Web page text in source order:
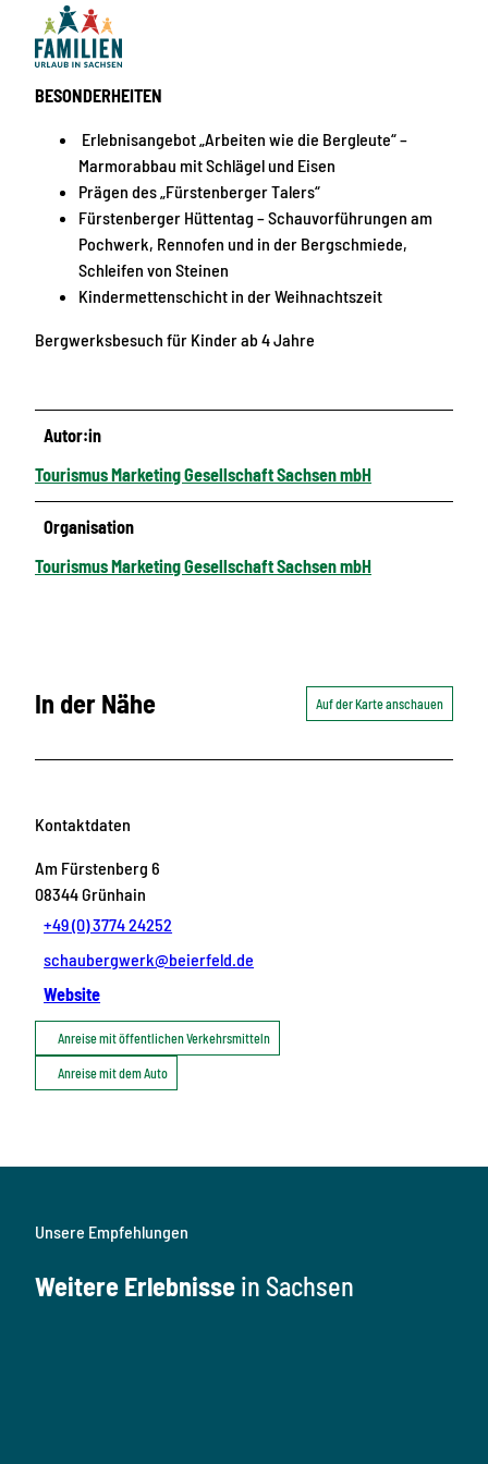
BESONDERHEITEN
Erlebnisangebot „Arbeiten wie die Bergleute“ –
Marmorabbau mit Schlägel und Eisen
Prägen des „Fürstenberger Talers“
Fürstenberger Hüttentag – Schauvorführungen am
Pochwerk, Rennofen und in der Bergschmiede,
Schleifen von Steinen
Kindermettenschicht in der Weihnachtszeit
Bergwerksbesuch für Kinder ab 4 Jahre
Autor:in
Tourismus Marketing Gesellschaft Sachsen mbH
Organisation
Tourismus Marketing Gesellschaft Sachsen mbH
In der Nähe Auf der Karte anschauen
Kontaktdaten
Am Fürstenberg 6
08344Grünhain
+49 (0) 3774 24252
schaubergwerk@beierfeld.de
Website
Anreise mit öffentlichen Verkehrsmitteln
Anreise mit dem Auto
Unsere Empfehlungen
Weitere Erlebnisse in Sachsen